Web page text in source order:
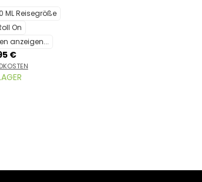
ML Reisegröße
On
anzeigen...
€